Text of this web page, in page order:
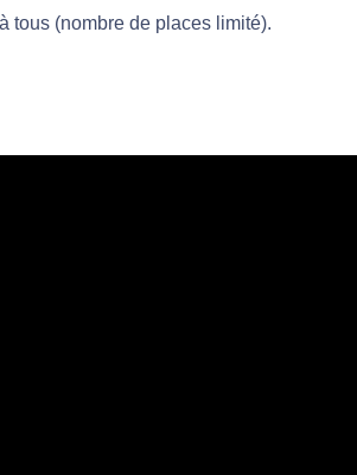
tous (nombre de places limité).